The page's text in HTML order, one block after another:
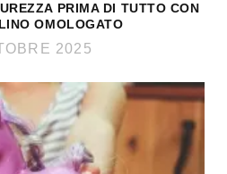
PRIMA DI TUTTO CON
OMOLOGATO
2025